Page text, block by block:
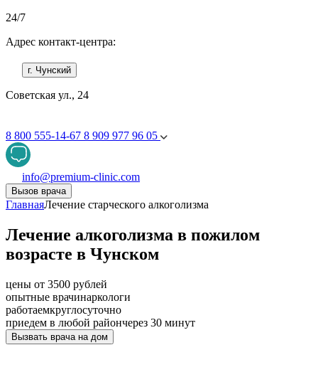
24/7
Адрес контакт-центра:
г. Чунский
Советская ул., 24
8 800 555-14-67 8 909 977 96 05
info@premium-clinic.com
Вызов врача
ГлавнаяЛечение старческого алкоголизма
Лечение алкоголизма в пожилом
возрасте в Чунском
цены от 3500 рублей
опытные врачинаркологи
работаемкруглосуточно
приедем в любой райончерез 30 минут
Вызвать врача на дом